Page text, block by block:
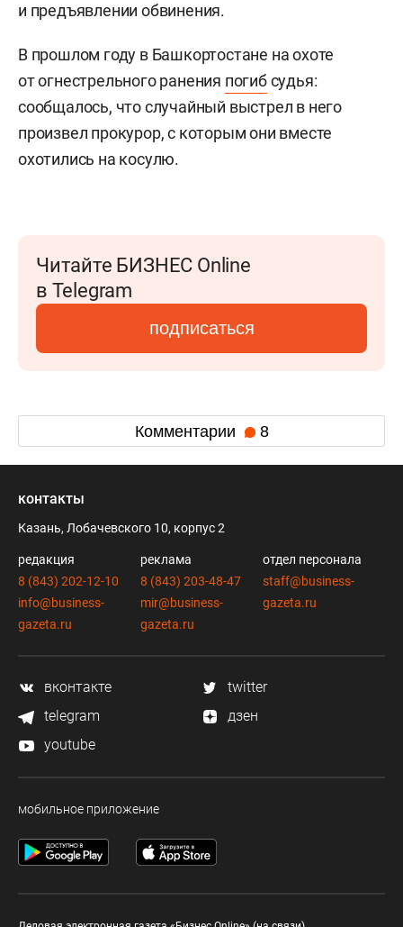
и предъявлении обвинения.
В прошлом году в Башкортостане на охоте
от огнестрельного ранения погибсудья:
сообщалось, что случайный выстрел в него
произвел прокурор, с которым они вместе
охотились на косулю.
Читайте БИЗНЕС Online
в Telegram
подписаться
Комментарии 8
контакты
Казань, Лобачевского 10, корпус 2
редакция
8 (843) 202-12-10
info@business-
gazeta.ru
реклама
8 (843) 203-48-47
mir@business-
gazeta.ru
отдел персонала
staff@business-
gazeta.ru
вконтакте
twitter
telegram
дзен
youtube
мобильное приложение